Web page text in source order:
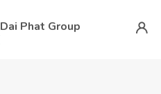
Dai Phat Group